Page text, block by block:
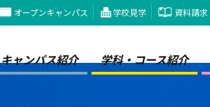
オープンキャンパス 学校見学 資料請求
キャンパス紹介 学科・コース紹介